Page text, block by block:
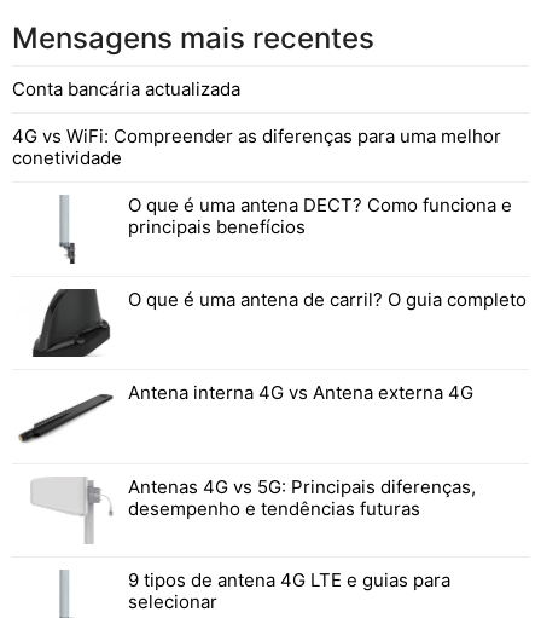
com a frequência com que a utilizamos! Muitas
vezes utilizamos a RFID várias vezes por dia
10 benefícios da utilização da RFID em
Amazon, a H&M e a Nike, para controlar o
inventário e melhorar o serviço ao cliente. Uma
etiqueta ou rótulo RFID, juntamente com uma
sistema RFID. Um leitor RFID é frequentemente
RFID e como ela melhora os negócios do início
ao fim. Que vantagens oferece a RFID nas
organizações antes
Mensagens mais recentes
Conta bancária actualizada
4G vs WiFi: Compreender as diferenças para uma melhor
conetividade
O que é uma antena DECT? Como funciona e
principais benefícios
O que é uma antena de carril? O guia completo
Antena interna 4G vs Antena externa 4G
Antenas 4G vs 5G: Principais diferenças,
desempenho e tendências futuras
9 tipos de antena 4G LTE e guias para
selecionar